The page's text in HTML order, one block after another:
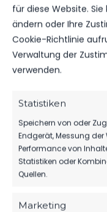
für diese Website.
ändern oder Ihre
Cookie-Richtlinie
Verwaltung der
verwenden.
Statistiken
Speichern von oder
Endgerät, Messung
Performance von
Statistiken oder
Quellen.
Marketing
0
DATUM
SO.., 16.
APR.